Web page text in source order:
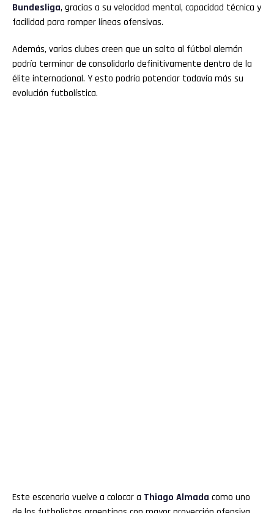
Bundesliga, gracias a su velocidad mental, capacidad técnica y
facilidad para romper líneas ofensivas.
Además, varios clubes creen que un salto al fútbol alemán
podría terminar de consolidarlo definitivamente dentro de la
élite internacional. Y esto podría potenciar todavía más su
evolución futbolística.
Este escenario vuelve a colocar a Thiago Almada como uno